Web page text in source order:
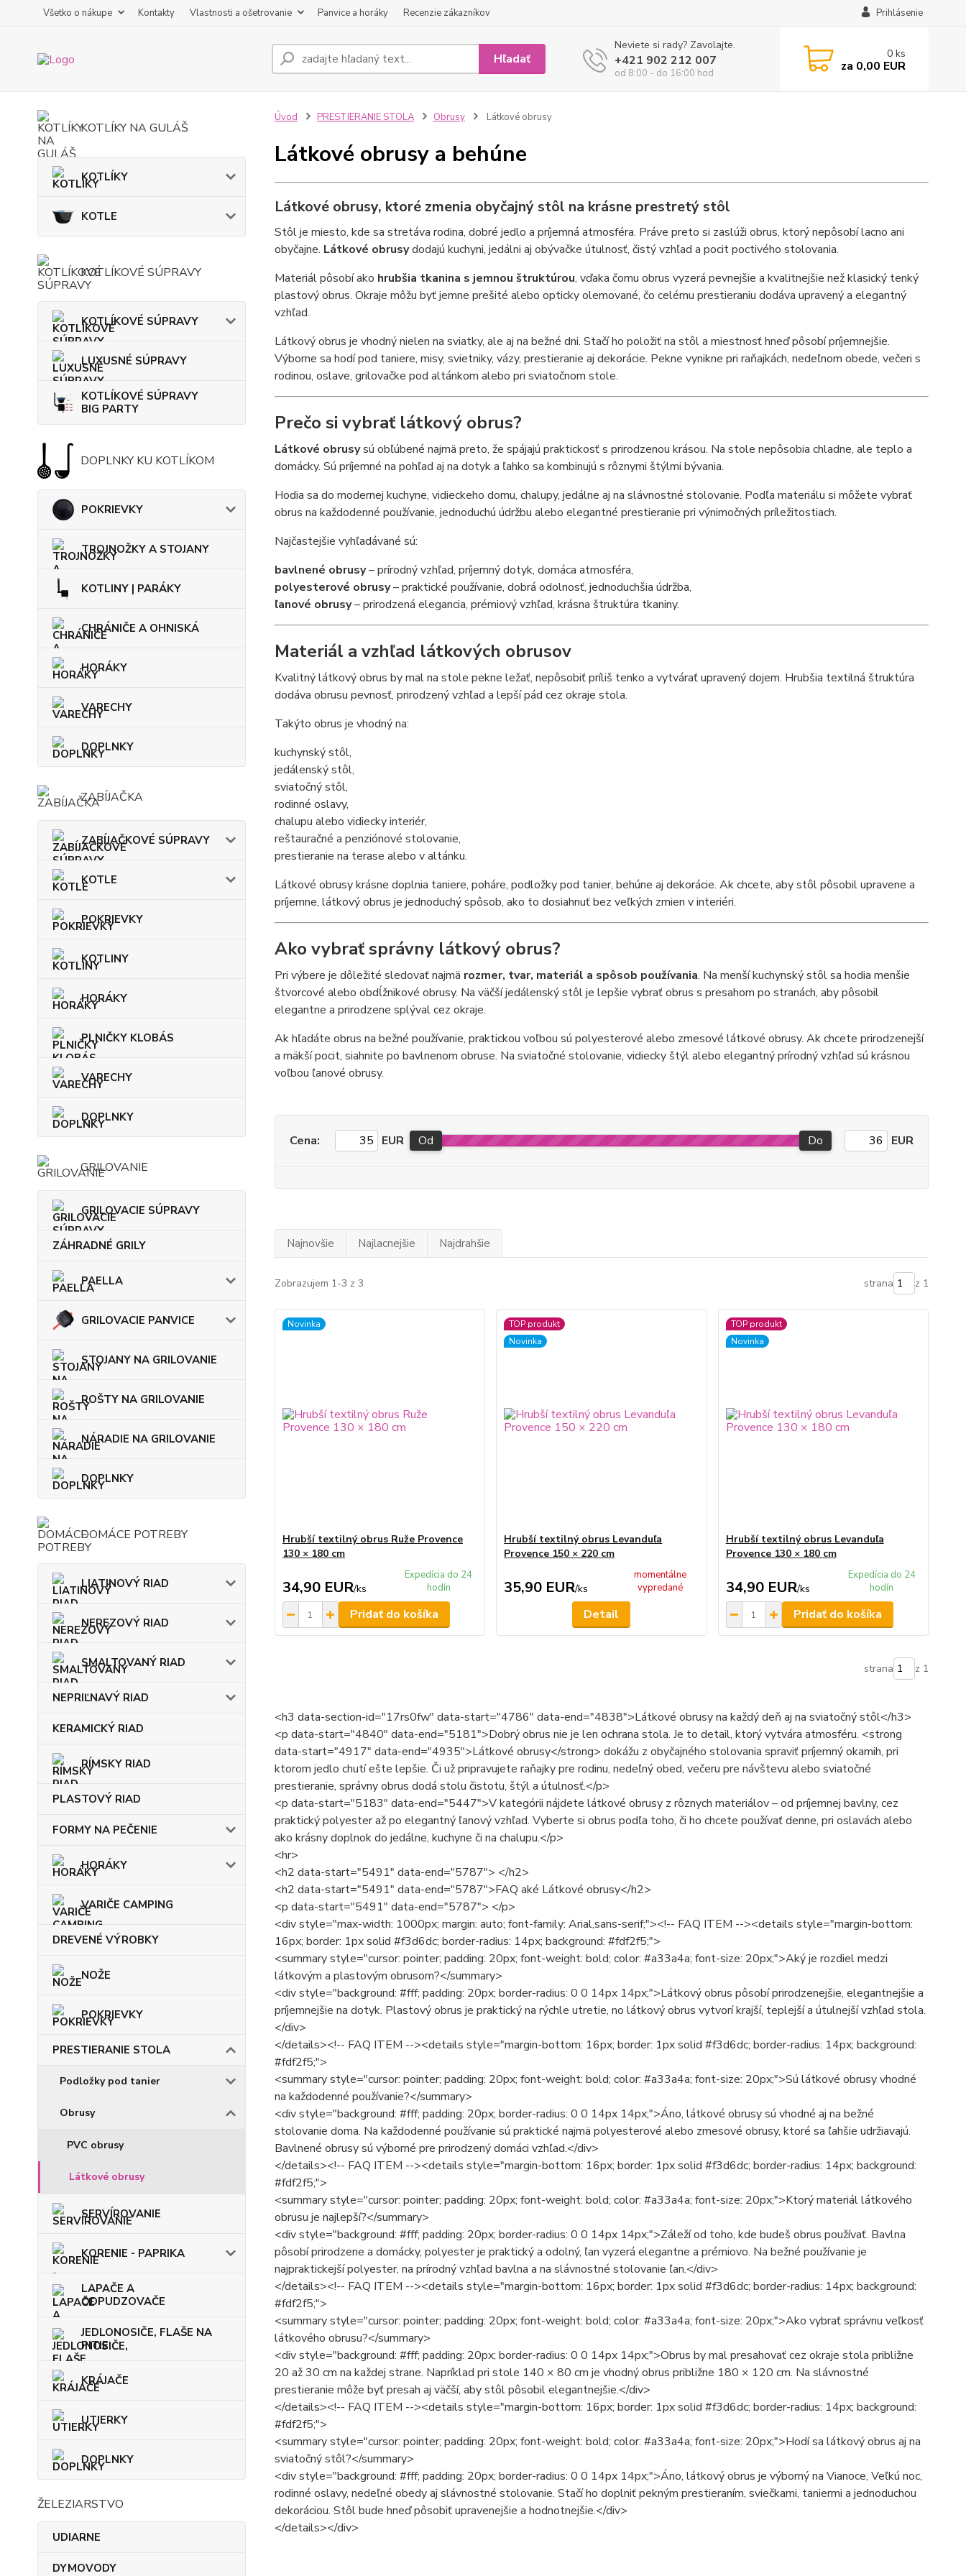
Všetko o nákupe Kontakty Vlastnosti a ošetrovanie Panvice a horáky Recenzie zákazníkov Prihlásenie
Hľadať
Neviete si rady? Zavolajte.
+421 902 212 007
od 8:00 - do 16:00 hod
0 ks
za 0,00 EUR
KOTLÍKY NA GULÁŠ
KOTLÍKY
KOTLE
KOTLÍKOVÉ SÚPRAVY
KOTLÍKOVÉ SÚPRAVY
LUXUSNÉ SÚPRAVY
KOTLÍKOVÉ SÚPRAVY
BIG PARTY
DOPLNKY KU KOTLÍKOM
POKRIEVKY
TROJNOŽKY A STOJANY
KOTLINY | PARÁKY
CHRÁNIČE A OHNISKÁ
HORÁKY
VARECHY
DOPLNKY
ZABÍJAČKA
ZABÍJAČKOVÉ SÚPRAVY
KOTLE
POKRIEVKY
KOTLINY
HORÁKY
PLNIČKY KLOBÁS
VARECHY
DOPLNKY
GRILOVANIE
GRILOVACIE SÚPRAVY
ZÁHRADNÉ GRILY
PAELLA
GRILOVACIE PANVICE
STOJANY NA GRILOVANIE
ROŠTY NA GRILOVANIE
NÁRADIE NA GRILOVANIE
DOPLNKY
DOMÁCE POTREBY
LIATINOVÝ RIAD
NEREZOVÝ RIAD
SMALTOVANÝ RIAD
NEPRIĽNAVÝ RIAD
KERAMICKÝ RIAD
RÍMSKY RIAD
PLASTOVÝ RIAD
FORMY NA PEČENIE
HORÁKY
VARIČE CAMPING
DREVENÉ VÝROBKY
NOŽE
POKRIEVKY
PRESTIERANIE STOLA
Podložky pod tanier
Obrusy
PVC obrusy
Látkové obrusy
SERVÍROVANIE
KORENIE - PAPRIKA
LAPAČE A
ODPUDZOVAČE
JEDLONOSIČE, FLAŠE NA
PITIE
KRÁJAČE
UTIERKY
DOPLNKY
ŽELEZIARSTVO
UDIARNE
DYMOVODY
Úvod PRESTIERANIE STOLA Obrusy Látkové obrusy
Látkové obrusy a behúne
Látkové obrusy, ktoré zmenia obyčajný stôl na krásne prestretý stôl
Stôl je miesto, kde sa stretáva rodina, dobré jedlo a príjemná atmosféra. Práve preto si zaslúži obrus, ktorý nepôsobí lacno ani
obyčajne. Látkové obrusydodajú kuchyni, jedálni aj obývačke útulnosť, čistý vzhľad a pocit poctivého stolovania.
Materiál pôsobí ako hrubšia tkanina s jemnou štruktúrou, vďaka čomu obrus vyzerá pevnejšie a kvalitnejšie než klasický tenký
plastový obrus. Okraje môžu byť jemne prešité alebo opticky olemované, čo celému prestieraniu dodáva upravený a elegantný
vzhľad.
Látkový obrus je vhodný nielen na sviatky, ale aj na bežné dni. Stačí ho položiť na stôl a miestnosť hneď pôsobí príjemnejšie.
Výborne sa hodí pod taniere, misy, svietniky, vázy, prestieranie aj dekorácie. Pekne vynikne pri raňajkách, nedeľnom obede, večeri s
rodinou, oslave, grilovačke pod altánkom alebo pri sviatočnom stole.
Prečo si vybrať látkový obrus?
Látkové obrusysú obľúbené najmä preto, že spájajú praktickosť s prirodzenou krásou. Na stole nepôsobia chladne, ale teplo a
domácky. Sú príjemné na pohľad aj na dotyk a ľahko sa kombinujú s rôznymi štýlmi bývania.
Hodia sa do modernej kuchyne, vidieckeho domu, chalupy, jedálne aj na slávnostné stolovanie. Podľa materiálu si môžete vybrať
obrus na každodenné používanie, jednoduchú údržbu alebo elegantné prestieranie pri výnimočných príležitostiach.
Najčastejšie vyhľadávané sú:
bavlnené obrusy– prírodný vzhľad, príjemný dotyk, domáca atmosféra,
polyesterové obrusy– praktické používanie, dobrá odolnosť, jednoduchšia údržba,
ľanové obrusy– prirodzená elegancia, prémiový vzhľad, krásna štruktúra tkaniny.
Materiál a vzhľad látkových obrusov
Kvalitný látkový obrus by mal na stole pekne ležať, nepôsobiť príliš tenko a vytvárať upravený dojem. Hrubšia textilná štruktúra
dodáva obrusu pevnosť, prirodzený vzhľad a lepší pád cez okraje stola.
Takýto obrus je vhodný na:
kuchynský stôl,
jedálenský stôl,
sviatočný stôl,
rodinné oslavy,
chalupu alebo vidiecky interiér,
reštauračné a penziónové stolovanie,
prestieranie na terase alebo v altánku.
Látkové obrusy krásne doplnia taniere, poháre, podložky pod tanier, behúne aj dekorácie. Ak chcete, aby stôl pôsobil upravene a
príjemne, látkový obrus je jednoduchý spôsob, ako to dosiahnuť bez veľkých zmien v interiéri.
Ako vybrať správny látkový obrus?
Pri výbere je dôležité sledovať najmä rozmer, tvar, materiál a spôsob používania. Na menší kuchynský stôl sa hodia menšie
štvorcové alebo obdĺžnikové obrusy. Na väčší jedálenský stôl je lepšie vybrať obrus s presahom po stranách, aby pôsobil
elegantne a prirodzene splýval cez okraje.
Ak hľadáte obrus na bežné používanie, praktickou voľbou sú polyesterové alebo zmesové látkové obrusy. Ak chcete prirodzenejší
a mäkší pocit, siahnite po bavlnenom obruse. Na sviatočné stolovanie, vidiecky štýl alebo elegantný prírodný vzhľad sú krásnou
voľbou ľanové obrusy.
Cena: EUR Od Do EUR
Najnovšie Najlacnejšie Najdrahšie
Zobrazujem 1-3 z 3 strana z 1
Novinka
Hrubší textilný obrus Ruže Provence
130 × 180 cm
34,90 EUR/ks
Expedícia do 24
hodín
Pridať do košíka
TOP produkt
Novinka
Hrubší textilný obrus Levanduľa
Provence 150 × 220 cm
35,90 EUR/ks
momentálne
vypredané
Detail
TOP produkt
Novinka
Hrubší textilný obrus Levanduľa
Provence 130 × 180 cm
34,90 EUR/ks
Expedícia do 24
hodín
Pridať do košíka
strana z 1
<h3 data-section-id="17rs0fw" data-start="4786" data-end="4838">Látkové obrusy na každý deň aj na sviatočný stôl</h3>
<p data-start="4840" data-end="5181">Dobrý obrus nie je len ochrana stola. Je to detail, ktorý vytvára atmosféru. <strong
data-start="4917" data-end="4935">Látkové obrusy</strong> dokážu z obyčajného stolovania spraviť príjemný okamih, pri
ktorom jedlo chutí ešte lepšie. Či už pripravujete raňajky pre rodinu, nedeľný obed, večeru pre návštevu alebo sviatočné
prestieranie, správny obrus dodá stolu čistotu, štýl a útulnosť.</p>
<p data-start="5183" data-end="5447">V kategórii nájdete látkové obrusy z rôznych materiálov – od príjemnej bavlny, cez
praktický polyester až po elegantný ľanový vzhľad. Vyberte si obrus podľa toho, či ho chcete používať denne, pri oslavách alebo
ako krásny doplnok do jedálne, kuchyne či na chalupu.</p>
<hr>
<h2 data-start="5491" data-end="5787"> </h2>
<h2 data-start="5491" data-end="5787">FAQ aké Látkové obrusy</h2>
<p data-start="5491" data-end="5787"> </p>
<div style="max-width: 1000px; margin: auto; font-family: Arial,sans-serif;"><!-- FAQ ITEM --><details style="margin-bottom:
16px; border: 1px solid #f3d6dc; border-radius: 14px; background: #fdf2f5;">
<summary style="cursor: pointer; padding: 20px; font-weight: bold; color: #a33a4a; font-size: 20px;">Aký je rozdiel medzi
látkovým a plastovým obrusom?</summary>
<div style="background: #fff; padding: 20px; border-radius: 0 0 14px 14px;">Látkový obrus pôsobí prirodzenejšie, elegantnejšie a
príjemnejšie na dotyk. Plastový obrus je praktický na rýchle utretie, no látkový obrus vytvorí krajší, teplejší a útulnejší vzhľad stola.
</div>
</details><!-- FAQ ITEM --><details style="margin-bottom: 16px; border: 1px solid #f3d6dc; border-radius: 14px; background:
#fdf2f5;">
<summary style="cursor: pointer; padding: 20px; font-weight: bold; color: #a33a4a; font-size: 20px;">Sú látkové obrusy vhodné
na každodenné používanie?</summary>
<div style="background: #fff; padding: 20px; border-radius: 0 0 14px 14px;">Áno, látkové obrusy sú vhodné aj na bežné
stolovanie doma. Na každodenné používanie sú praktické najmä polyesterové alebo zmesové obrusy, ktoré sa ľahšie udržiavajú.
Bavlnené obrusy sú výborné pre prirodzený domáci vzhľad.</div>
</details><!-- FAQ ITEM --><details style="margin-bottom: 16px; border: 1px solid #f3d6dc; border-radius: 14px; background:
#fdf2f5;">
<summary style="cursor: pointer; padding: 20px; font-weight: bold; color: #a33a4a; font-size: 20px;">Ktorý materiál látkového
obrusu je najlepší?</summary>
<div style="background: #fff; padding: 20px; border-radius: 0 0 14px 14px;">Záleží od toho, kde budeš obrus používať. Bavlna
pôsobí prirodzene a domácky, polyester je praktický a odolný, ľan vyzerá elegantne a prémiovo. Na bežné používanie je
najpraktickejší polyester, na prírodný vzhľad bavlna a na slávnostné stolovanie ľan.</div>
</details><!-- FAQ ITEM --><details style="margin-bottom: 16px; border: 1px solid #f3d6dc; border-radius: 14px; background:
#fdf2f5;">
<summary style="cursor: pointer; padding: 20px; font-weight: bold; color: #a33a4a; font-size: 20px;">Ako vybrať správnu veľkosť
látkového obrusu?</summary>
<div style="background: #fff; padding: 20px; border-radius: 0 0 14px 14px;">Obrus by mal presahovať cez okraje stola približne
20 až 30 cm na každej strane. Napríklad pri stole 140 × 80 cm je vhodný obrus približne 180 × 120 cm. Na slávnostné
prestieranie môže byť presah aj väčší, aby stôl pôsobil elegantnejšie.</div>
</details><!-- FAQ ITEM --><details style="margin-bottom: 16px; border: 1px solid #f3d6dc; border-radius: 14px; background:
#fdf2f5;">
<summary style="cursor: pointer; padding: 20px; font-weight: bold; color: #a33a4a; font-size: 20px;">Hodí sa látkový obrus aj na
sviatočný stôl?</summary>
<div style="background: #fff; padding: 20px; border-radius: 0 0 14px 14px;">Áno, látkový obrus je výborný na Vianoce, Veľkú noc,
rodinné oslavy, nedeľné obedy aj slávnostné stolovanie. Stačí ho doplniť pekným prestieraním, sviečkami, taniermi a jednoduchou
dekoráciou. Stôl bude hneď pôsobiť upravenejšie a hodnotnejšie.</div>
</details></div>